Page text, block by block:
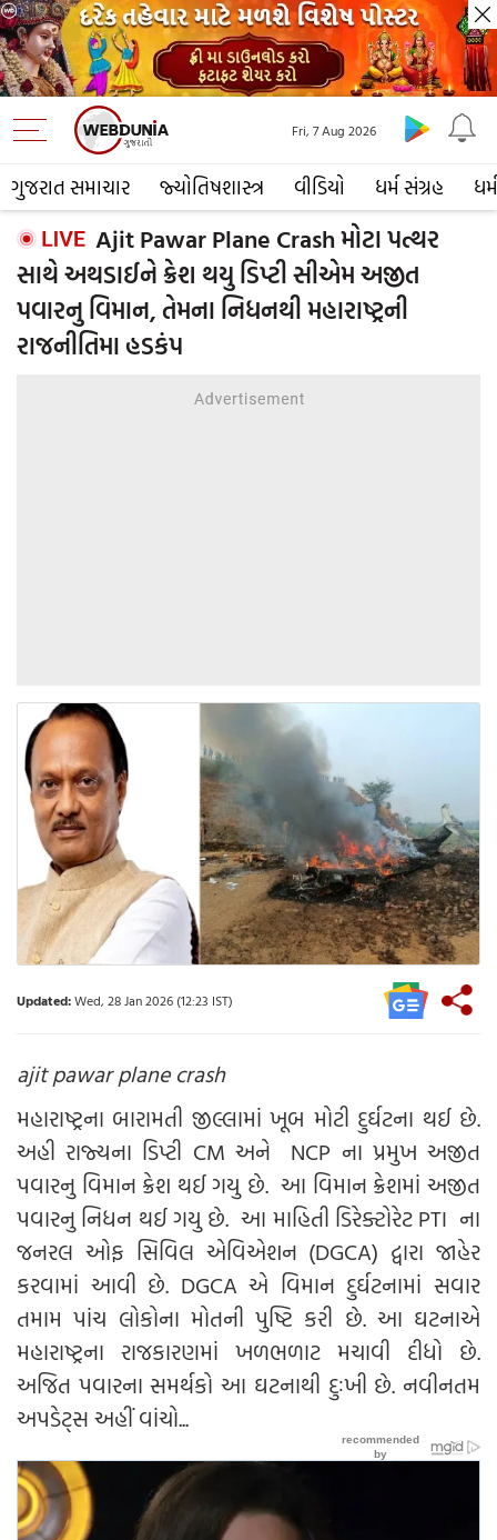
ગુજરાત સમાચાર જ્યોતિષશાસ્ત્ર વીડિયો ધર્મ સંગ્રહ ધર્મ
Fri, 7 Aug 2026
Ajit Pawar Plane Crash મોટા પત્થર
સાથે અથડાઈને ક્રેશ થયુ ડિપ્ટી સીએમ અજીત
પવારનુ વિમાન, તેમના નિધનથી મહારાષ્ટ્રની
રાજનીતિમા હડકંપ
Updated:Wed, 28 Jan 2026 (12:23 IST)
ajit pawar plane crash
મહારાષ્ટ્રના બારામતી જીલ્લામાં ખૂબ મોટી દુર્ઘટના થઈ છે.
અહી રાજ્યના ડિપ્ટી CM અને NCP ના પ્રમુખ અજીત
પવારનુ વિમાન ક્રેશ થઈ ગયુ છે. આ વિમાન ક્રેશમાં અજીત
પવારનુ નિધન થઈ ગયુ છે. આ માહિતી ડિરેક્ટોરેટ PTI ના
જનરલ ઓફ સિવિલ એવિએશન (DGCA) દ્વારા જાહેર
કરવામાં આવી છે. DGCA એ વિમાન દુર્ઘટનામાં સવાર
તમામ પાંચ લોકોના મોતની પુષ્ટિ કરી છે. આ ઘટનાએ
મહારાષ્ટ્રના રાજકારણમાં ખળભળાટ મચાવી દીધો છે.
અજિત પવારના સમર્થકો આ ઘટનાથી દુઃખી છે. નવીનતમ
અપડેટ્સ અહીં વાંચો...